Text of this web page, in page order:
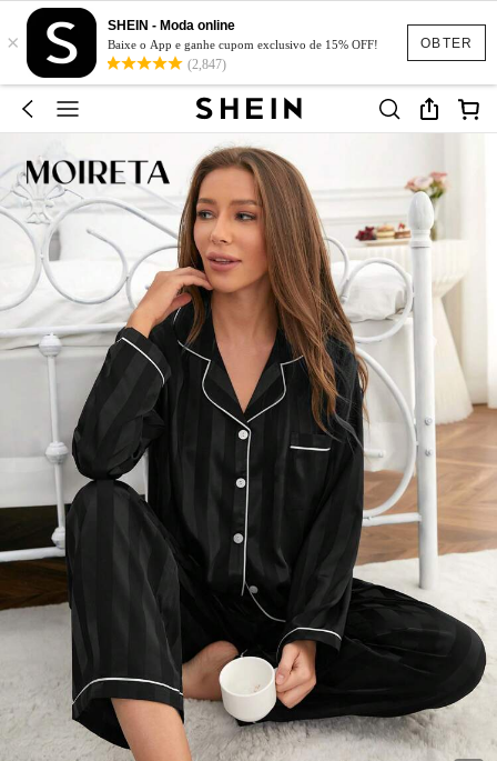
OBTER
×
SHEIN - Moda online
Baixe o App e ganhe cupom exclusivo de 15% OFF!
(2,847)